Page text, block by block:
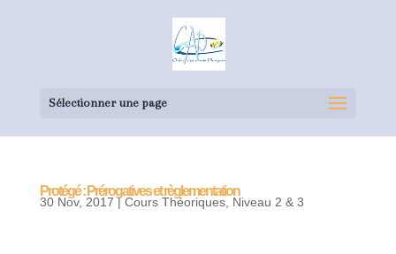
Sélectionner une page
Protégé : Prérogatives et règlementation
30 Nov, 2017|Cours Théoriques, Niveau 2 & 3